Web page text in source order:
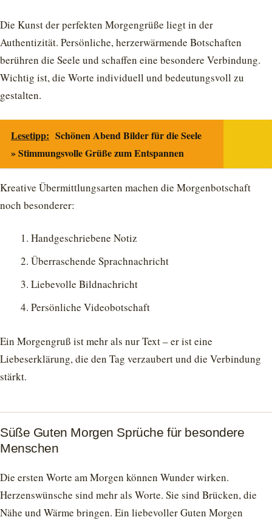
Die Kunst der perfekten Morgengrüße liegt in der
Authentizität. Persönliche, herzerwärmende Botschaften
berühren die Seele und schaffen eine besondere Verbindung.
Wichtig ist, die Worte individuell und bedeutungsvoll zu
gestalten.
Lesetipp: Schönen Abend Bilder für die Seele
» Stimmungsvolle Grüße zum Entspannen
Kreative Übermittlungsarten machen die Morgenbotschaft
noch besonderer:
Handgeschriebene Notiz
Überraschende Sprachnachricht
Liebevolle Bildnachricht
Persönliche Videobotschaft
Ein Morgengruß ist mehr als nur Text – er ist eine
Liebeserklärung, die den Tag verzaubert und die Verbindung
stärkt.
Süße Guten Morgen Sprüche für besondere
Menschen
Die ersten Worte am Morgen können Wunder wirken.
Herzenswünsche sind mehr als Worte. Sie sind Brücken, die
Nähe und Wärme bringen. Ein liebevoller Guten Morgen